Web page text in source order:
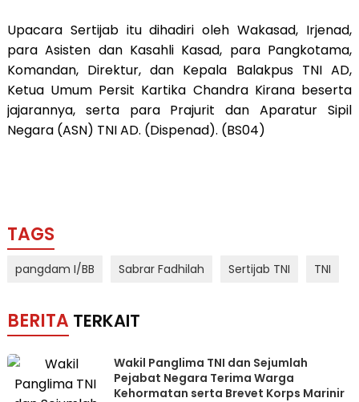
Upacara Sertijab itu dihadiri oleh Wakasad, Irjenad,
para Asisten dan Kasahli Kasad, para Pangkotama,
Komandan, Direktur, dan Kepala Balakpus TNI AD,
Ketua Umum Persit Kartika Chandra Kirana beserta
jajarannya, serta para Prajurit dan Aparatur Sipil
Negara (ASN) TNI AD. (Dispenad). (BS04)
TAGS
pangdam I/BB Sabrar Fadhilah Sertijab TNI TNI
BERITA TERKAIT
Wakil Panglima TNI dan Sejumlah
Pejabat Negara Terima Warga
Kehormatan serta Brevet Korps Marinir